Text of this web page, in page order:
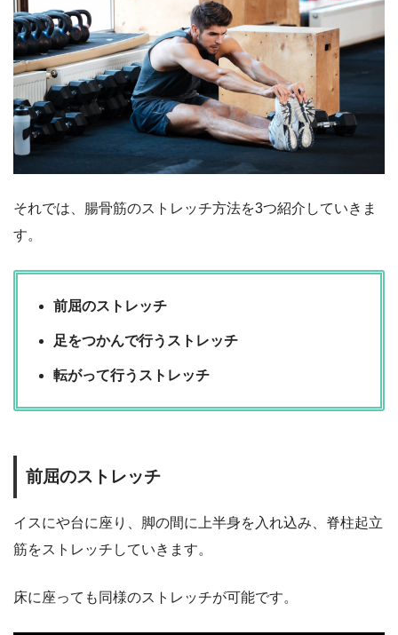
それでは、腸骨筋のストレッチ方法を3つ紹介していきま
す。
前屈のストレッチ
足をつかんで行うストレッチ
転がって行うストレッチ
前屈のストレッチ
イスにや台に座り、脚の間に上半身を入れ込み、脊柱起立
筋をストレッチしていきます。
床に座っても同様のストレッチが可能です。